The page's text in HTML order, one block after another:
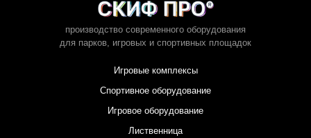
производство современного оборудования
для парков, игровых и спортивных площадок
Игровые комплексы
Спортивное оборудование
Игровое оборудование
Лиственница